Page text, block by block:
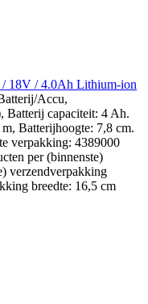
18V / 4.0Ah Lithium-ion
Accu,
capaciteit: 4 Ah.
Batterijhoogte: 7,8 cm.
verpakking: 4389000
per (binnenste)
verzendverpakking
breedte: 16,5 cm